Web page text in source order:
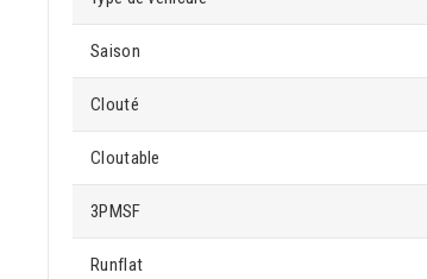
Saison
Clouté
Cloutable
3PMSF
Runflat